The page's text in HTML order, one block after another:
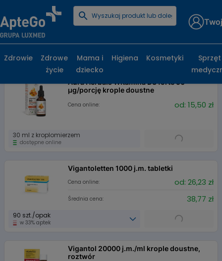
542 produkty
Aura Herbals Witamina D3 forte 50
µg/porcję krople doustne
Cena online: od: 15,50 zł
30 ml z kroplomierzem
dostępne online
Vigantoletten 1000 j.m. tabletki
Cena online: od: 26,23 zł
Średnia cena: 38,77 zł
90 szt./opak
w 33% aptek
Vigantol 20000 j.m./ml krople doustne,
roztwór
Zdrowie
Zdrowe
życie
Mama i
dziecko
Higiena Kosmetyki
Sprzęt